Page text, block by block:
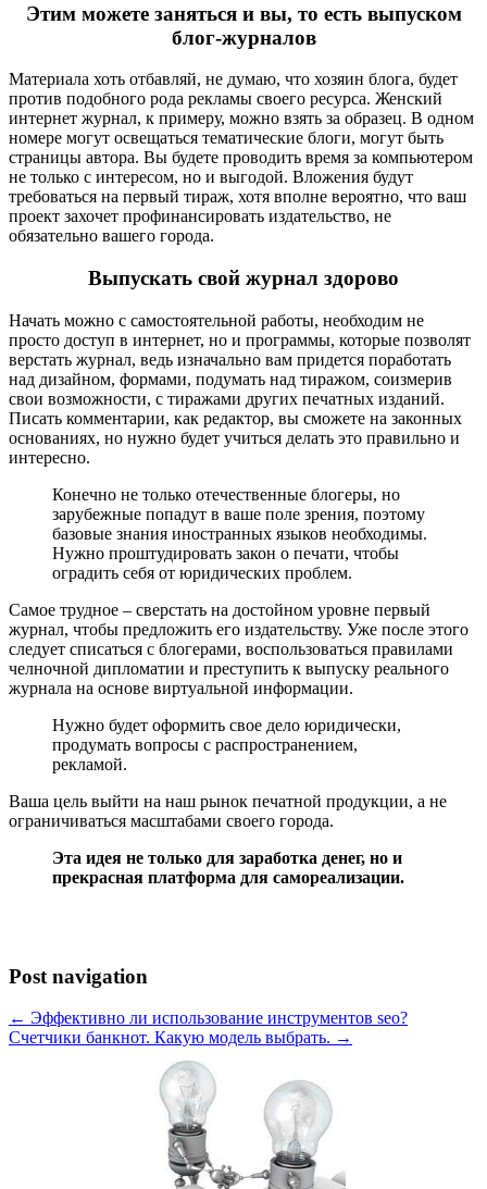
Этим можете заняться и вы, то есть выпуском
блог-журналов
Материала хоть отбавляй, не думаю, что хозяин блога, будет
против подобного рода рекламы своего ресурса. Женский
интернет журнал, к примеру, можно взять за образец. В одном
номере могут освещаться тематические блоги, могут быть
страницы автора. Вы будете проводить время за компьютером
не только с интересом, но и выгодой. Вложения будут
требоваться на первый тираж, хотя вполне вероятно, что ваш
проект захочет профинансировать издательство, не
обязательно вашего города.
Выпускать свой журнал здорово
Начать можно с самостоятельной работы, необходим не
просто доступ в интернет, но и программы, которые позволят
верстать журнал, ведь изначально вам придется поработать
над дизайном, формами, подумать над тиражом, соизмерив
свои возможности, с тиражами других печатных изданий.
Писать комментарии, как редактор, вы сможете на законных
основаниях, но нужно будет учиться делать это правильно и
интересно.
Конечно не только отечественные блогеры, но
зарубежные попадут в ваше поле зрения, поэтому
базовые знания иностранных языков необходимы.
Нужно проштудировать закон о печати, чтобы
оградить себя от юридических проблем.
Самое трудное – сверстать на достойном уровне первый
журнал, чтобы предложить его издательству. Уже после этого
следует списаться с блогерами, воспользоваться правилами
челночной дипломатии и преступить к выпуску реального
журнала на основе виртуальной информации.
Нужно будет оформить свое дело юридически,
продумать вопросы с распространением,
рекламой.
Ваша цель выйти на наш рынок печатной продукции, а не
ограничиваться масштабами своего города.
Эта идея не только для заработка денег, но и
прекрасная платформа для самореализации.
Post navigation
← Эффективно ли использование инструментов seo?
Счетчики банкнот. Какую модель выбрать. →